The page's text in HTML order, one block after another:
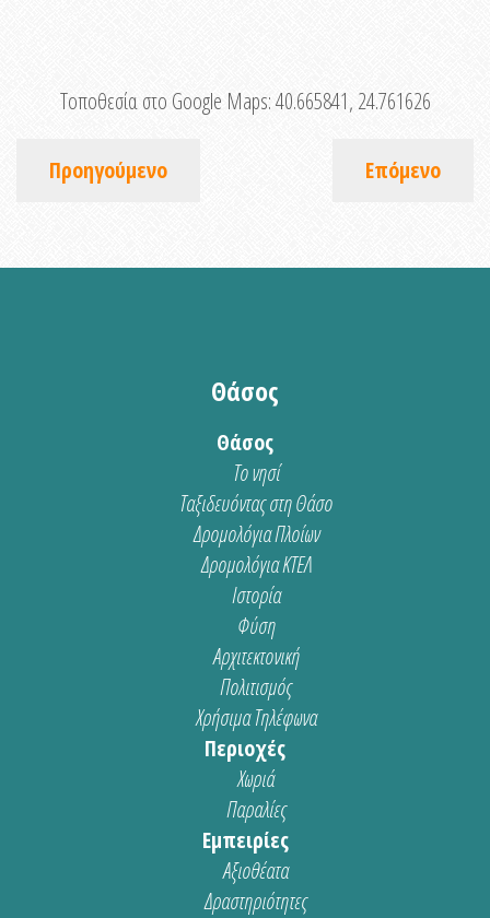
Τοποθεσία στο Google Maps:40.665841, 24.761626
Προηγούμενο Επόμενο
Θάσος
Θάσος
Το νησί
Ταξιδευόντας στη Θάσο
Δρομολόγια Πλοίων
Δρομολόγια ΚΤΕΛ
Ιστορία
Φύση
Αρχιτεκτονική
Πολιτισμός
Χρήσιμα Τηλέφωνα
Περιοχές
Χωριά
Παραλίες
Εμπειρίες
Αξιοθέατα
Δραστηριότητες